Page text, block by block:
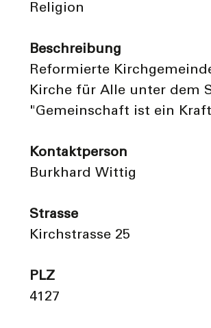
Religion
Beschreibung
Reformierte
Kirche für Alle unter dem
"Gemeinschaft ist ein
Kontaktperson
Burkhard Wittig
Strasse
Kirchstrasse 25
PLZ
4127